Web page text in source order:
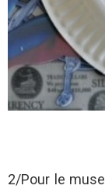
2/Pour le